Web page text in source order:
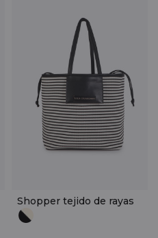
Shopper tejido de rayas